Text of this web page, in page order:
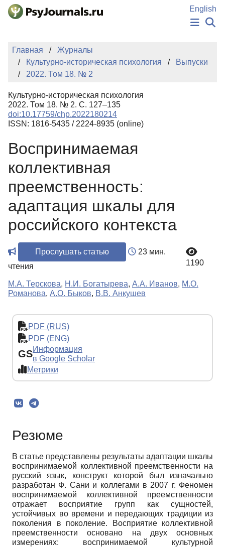
Перейти к основному содержанию
English
НОВОСТИ
КЛЮЧЕВЫЕ СЛОВА
Регистрация
Главная
Журналы
Культурно-историческая психология
Выпуски
2022. Том 18. № 2
Культурно-историческая психология
2022. Том 18. № 2. С. 127–135
doi:10.17759/chp.2022180214
ISSN: 1816-5435 / 2224-8935 (online)
Воспринимаемая
коллективная
преемственность:
адаптация шкалы для
российского контекста
Прослушать статью
23 мин.
чтения
1190
М.А. Терскова, Н.И. Богатырева, А.А. Иванов, М.О.
Романова, А.О. Быков, В.В. Анкушев
PDF (RUS)
PDF (ENG)
GSИнформация
в Google Scholar
Метрики
Резюме
В статье представлены результаты адаптации шкалы
воспринимаемой коллективной преемственности на
русский язык, конструкт которой был изначально
разработан Ф. Сани и коллегами в 2007 г. Феномен
воспринимаемой коллективной преемственности
отражает восприятие групп как сущностей,
устойчивых во времени и передающих традиции из
поколения в поколение. Восприятие коллективной
преемственности основано на двух основных
измерениях: воспринимаемой культурной